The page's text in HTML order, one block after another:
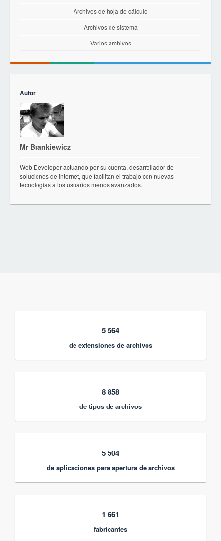
Archivos de hoja de cálculo
Archivos de sistema
Varios archivos
Autor
Mr Brankiewicz
Web Developer actuando por su cuenta, desarrollador de
soluciones de internet, que facilitan el trabajo con nuevas
tecnologías a los usuarios menos avanzados.
5 564
de extensiones de archivos
8 858
de tipos de archivos
5 504
de aplicaciones para apertura de archivos
1 661
fabricantes